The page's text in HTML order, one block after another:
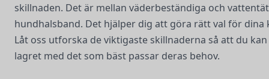
skillnaden. Det är mellan väderbeständiga och
hundhalsband. Det hjälper dig att göra rätt val för dina
Låt oss utforska de viktigaste skillnaderna så att du
lagret med det som bäst passar deras behov.